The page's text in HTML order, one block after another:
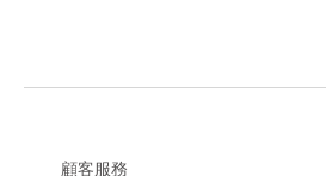
顧客服務